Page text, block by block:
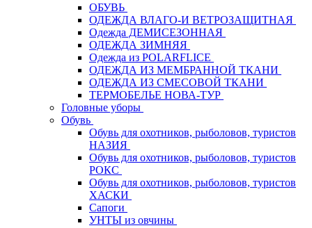
ОБУВЬ
ОДЕЖДА ВЛАГО-И ВЕТРОЗАЩИТНАЯ
Одежда ДЕМИСЕЗОННАЯ
ОДЕЖДА ЗИМНЯЯ
Одежда из POLARFLICE
ОДЕЖДА ИЗ МЕМБРАННОЙ ТКАНИ
ОДЕЖДА ИЗ СМЕСОВОЙ ТКАНИ
ТЕРМОБЕЛЬЕ НОВА-ТУР
Головные уборы
Обувь
Обувь для охотников, рыболовов, туристов
НАЗИЯ
Обувь для охотников, рыболовов, туристов
РОКС
Обувь для охотников, рыболовов, туристов
ХАСКИ
Сапоги
УНТЫ из овчины